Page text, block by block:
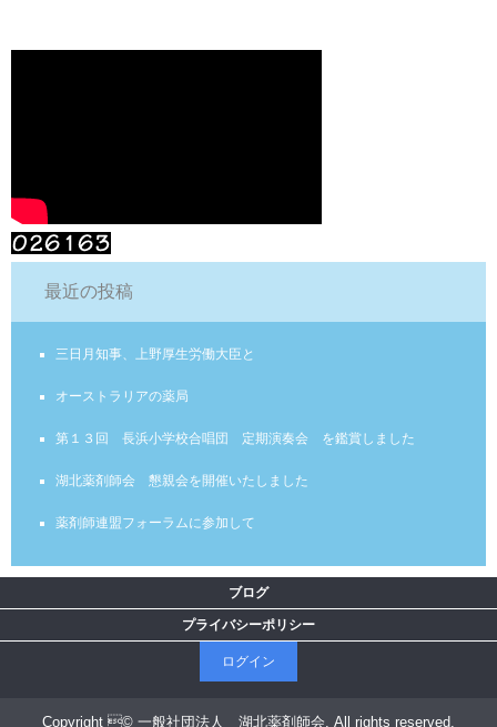
最近の投稿
三日月知事、上野厚生労働大臣と
オーストラリアの薬局
第１３回 長浜小学校合唱団 定期演奏会 を鑑賞しました
湖北薬剤師会 懇親会を開催いたしました
薬剤師連盟フォーラムに参加して
ブログ
プライバシーポリシー
ログイン
Copyright © 一般社団法人 湖北薬剤師会, All rights reserved.